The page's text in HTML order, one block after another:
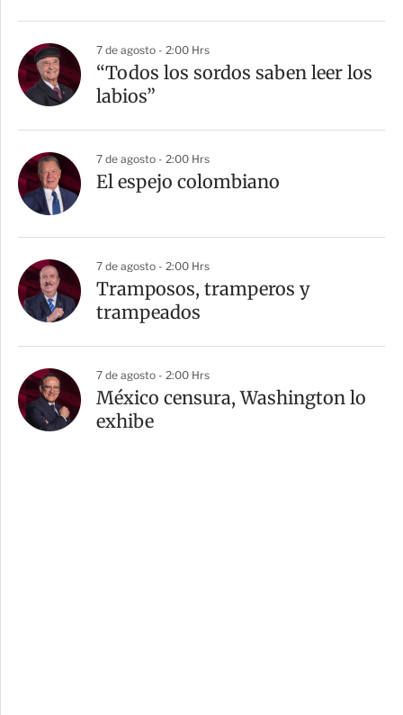
7 de agosto - 2:00 Hrs
“Todos los sordos saben leer los
labios”
7 de agosto - 2:00 Hrs
El espejo colombiano
7 de agosto - 2:00 Hrs
Tramposos, tramperos y
trampeados
7 de agosto - 2:00 Hrs
México censura, Washington lo
exhibe